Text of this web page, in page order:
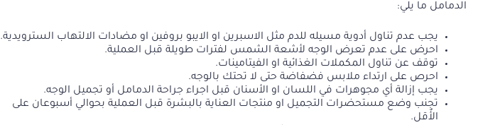
الدمامل ما يلي:
يجب عدم تناول أدوية مسيله للدم مثل الاسبرين او الايبو بروفين او مضادات الالتهاب السترويدية.
احرض على عدم تعرض الوجه لأشعة الشمس لفترات طويلة قبل العملية.
توقف عن تناول المكملات الغذائية او الفيتامينات.
احرص على ارتداء ملابس فضفاضة حتى لا تحتك بالوجه.
يجب إزالة أي مجوهرات في اللسان او الأسنان قبل اجراء جراحة الدمامل أو تجميل الوجه.
تجنب وضع مستحضرات التجميل او منتجات العناية بالبشرة قبل العملية بحوالي أسبوعان على
الأٌقل.